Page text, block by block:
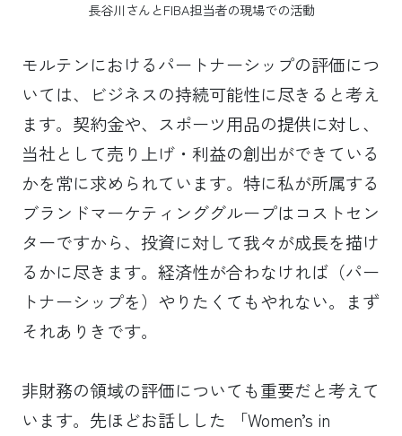
長谷川さんとFIBA担当者の現場での活動
モルテンにおけるパートナーシップの評価につ
いては、ビジネスの持続可能性に尽きると考え
ます。契約金や、スポーツ用品の提供に対し、
当社として売り上げ・利益の創出ができている
かを常に求められています。特に私が所属する
ブランドマーケティンググループはコストセン
ターですから、投資に対して我々が成長を描け
るかに尽きます。経済性が合わなければ（パー
トナーシップを）やりたくてもやれない。まず
それありきです。
非財務の領域の評価についても重要だと考えて
います。先ほどお話しした 「Women’s in